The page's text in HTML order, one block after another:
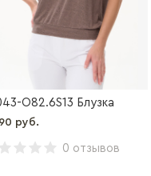
O82.6S13 Блузка
руб.
0 отзывов